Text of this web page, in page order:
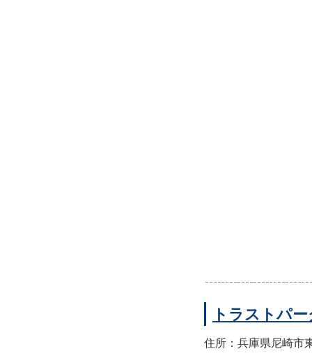
トラストパ
住所：兵庫県尼崎市